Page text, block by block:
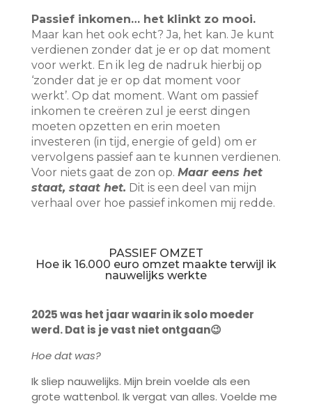
Passief inkomen… het klinkt zo mooi.
Maar kan het ook echt? Ja, het kan. Je kunt
verdienen zonder dat je er op dat moment
voor werkt. En ik leg de nadruk hierbij op
‘zonder dat je er op dat moment voor
werkt’. Op dat moment. Want om passief
inkomen te creëren zul je eerst dingen
moeten opzetten en erin moeten
investeren (in tijd, energie of geld) om er
vervolgens passief aan te kunnen verdienen.
Voor niets gaat de zon op. Maar eens het
staat, staat het. Dit is een deel van mijn
verhaal over hoe passief inkomen mij redde.
PASSIEF OMZET
Hoe ik 16.000 euro omzet maakte terwijl ik
nauwelijks werkte
2025 was het jaar waarin ik solo moeder
werd. Dat is je vast niet ontgaan😉
Hoe dat was?
Ik sliep nauwelijks. Mijn brein voelde als een
grote wattenbol. Ik vergat van alles. Voelde me